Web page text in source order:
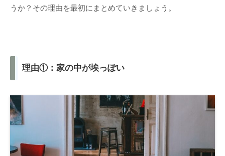
うか？その理由を最初にまとめていきましょう。
理由①：家の中が埃っぽい